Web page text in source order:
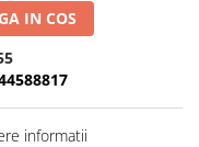
IN COS
informatii